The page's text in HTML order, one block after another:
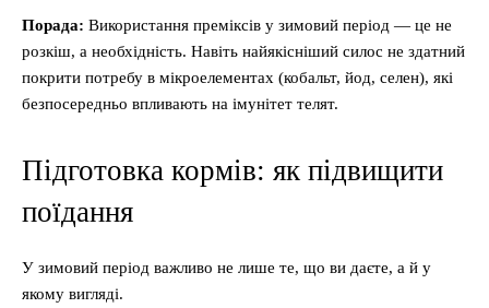
Порада: Використання преміксів у зимовий період — це не
розкіш, а необхідність. Навіть найякісніший силос не здатний
покрити потребу в мікроелементах (кобальт, йод, селен), які
безпосередньо впливають на імунітет телят.
Підготовка кормів: як підвищити
поїдання
У зимовий період важливо не лише те, що ви даєте, а й у
якому вигляді.